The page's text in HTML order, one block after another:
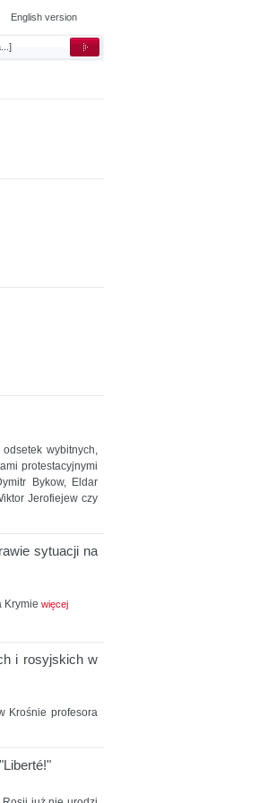
English version
wybitnych,
protestacyjnymi
Bykow, Eldar
Jerofiejew czy
sytuacji na
Krymie więcej
i rosyjskich w
Krośnie profesora